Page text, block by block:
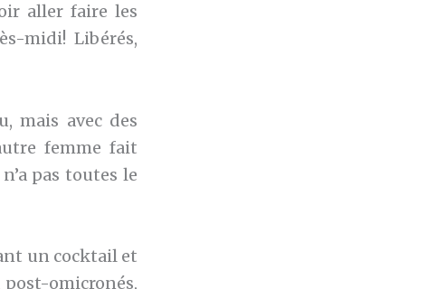
aller faire les
midi! Libérés,
mais avec des
femme fait
pas toutes le
un cocktail et
omicronés,